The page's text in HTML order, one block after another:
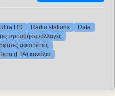
Ultra HD Radio stations
Data
προσθήκες/αλλαγές
αφαιρέσεις
(FTA) κανάλια